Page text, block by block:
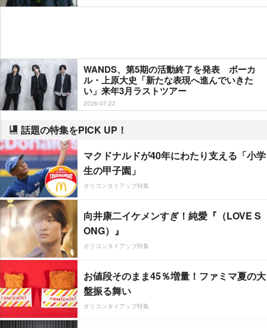
WANDS、第5期の活動終了を発表 ボーカ
ル・上原大史「新たな表現へ進んでいきた
い」来年3月ラストツアー
2026-07-22
話題の特集をPICK UP！
マクドナルドが40年にわたり支える「小学
生の甲子園」
オリコンタイアップ特集
向井康二イケメンすぎ！純愛『（LOVE S
ONG）』
オリコンタイアップ特集
お値段そのまま45％増量！ファミマ夏の大
盤振る舞い
オリコンタイアップ特集